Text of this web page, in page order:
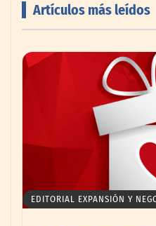
impulsando la
Artículos más leídos
EDITORIAL EXPANSIÓN Y